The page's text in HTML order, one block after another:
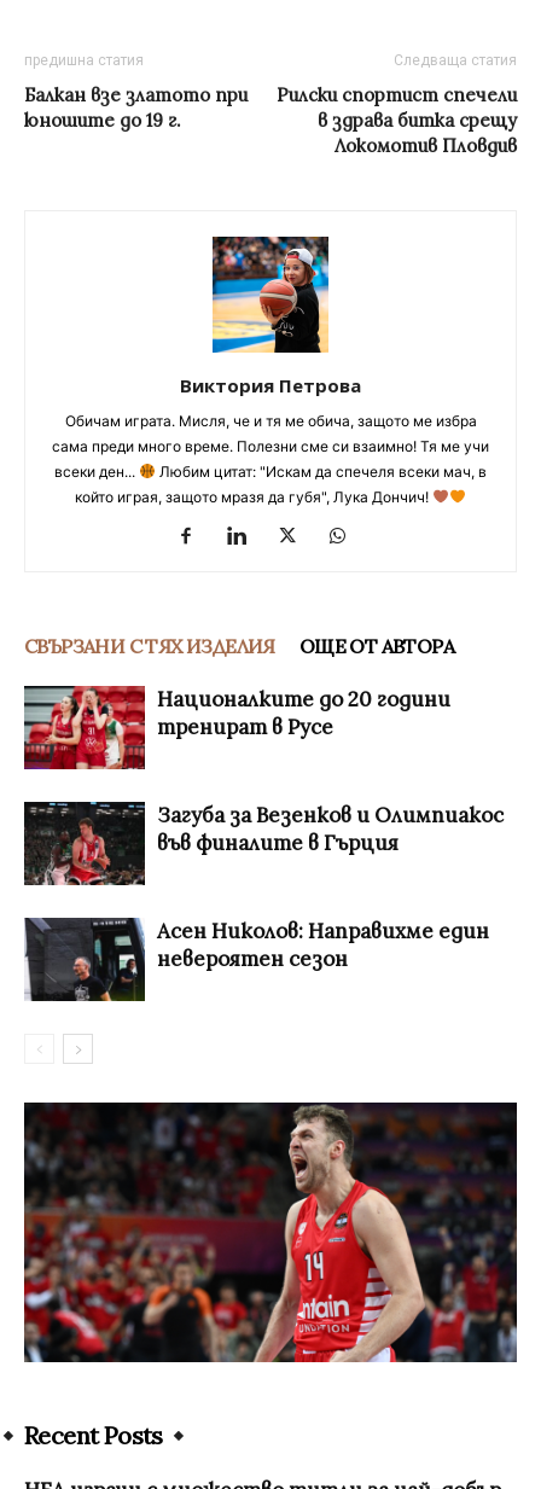
предишна статия
Балкан взе златото при
юношите до 19 г.
Следваща статия
Рилски спортист спечели
в здрава битка срещу
Локомотив Пловдив
Виктория Петрова
Обичам играта. Мисля, че и тя ме обича, защото ме избра
сама преди много време. Полезни сме си взаимно! Тя ме учи
всеки ден...
Любим цитат: "Искам да спечеля всеки мач, в
който играя, защото мразя да губя", Лука Дончич!
СВЪРЗАНИ С ТЯХ ИЗДЕЛИЯ ОЩЕ ОТ АВТОРА
Националките до 20 години
тренират в Русе
Загуба за Везенков и Олимпиакос
във финалите в Гърция
Асен Николов: Направихме един
невероятен сезон
Recent Posts